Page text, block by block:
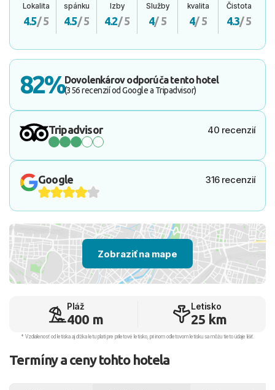
Lokalita
4.5/ 5
spánku
4.5/ 5
Izby
4.2/ 5
Služby
4/ 5
kvalita
4/ 5
Čistota
4.3/ 5
82%Dovolenkárov odporúča tento hotel
(356 recenzií od Google a Tripadvisor)
Tripadvisor 40 recenzií
Google 316 recenzií
Zobraziť na mape
Pláž
400 m
Letisko
25 km
* Vzdialenosť od letiska aj dľžka letu platí pre príletové letisko, pri inom odletovom letisku sa môžu tieto údaje líšiť.
Termíny a ceny tohto hotela